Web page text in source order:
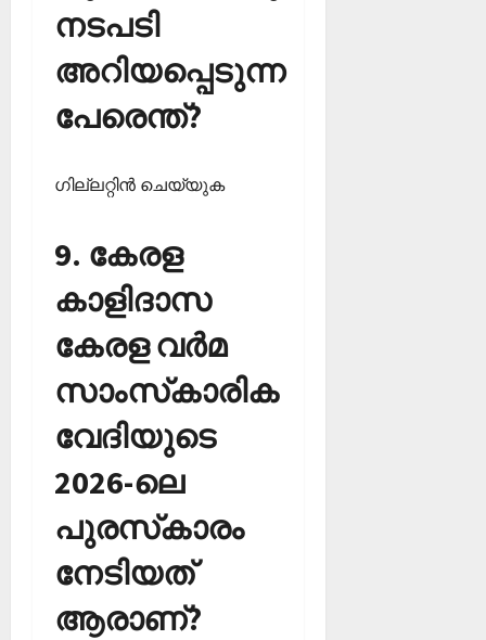
നടപടി
അറിയപ്പെടുന്ന
പേരെന്ത്?
ഗില്ലറ്റിന്‍ ചെയ്യുക
9. കേരള
കാളിദാസ
കേരള വര്‍മ
സാംസ്‌കാരിക
വേദിയുടെ
2026-ലെ
പുരസ്‌കാരം
നേടിയത്
ആരാണ്?